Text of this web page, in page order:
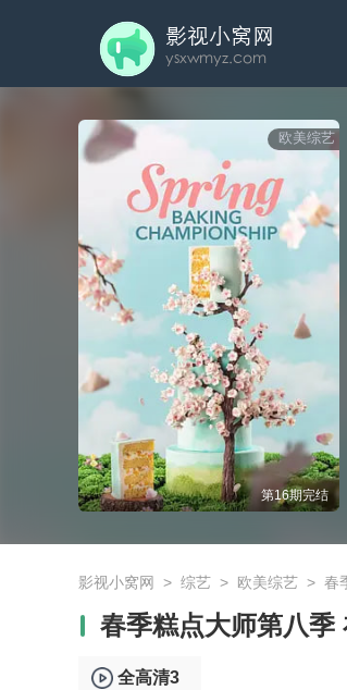
欧美综艺
第16期完结
影视小窝网 > 综艺 > 欧美综艺 > 春
春季糕点大师第八季
全高清3